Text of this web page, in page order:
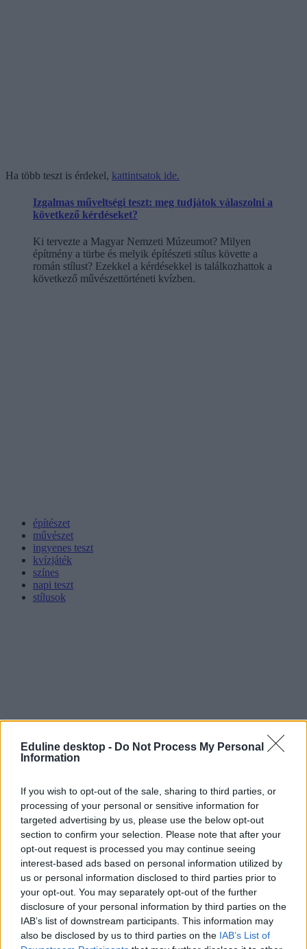
Eduline desktop - Do Not Process My Personal
Information
If you wish to opt-out of the sale, sharing to third parties, or
processing of your personal or sensitive information for
targeted advertising by us, please use the below opt-out
section to confirm your selection. Please note that after your
opt-out request is processed you may continue seeing
interest-based ads based on personal information utilized by
us or personal information disclosed to third parties prior to
your opt-out. You may separately opt-out of the further
disclosure of your personal information by third parties on the
IAB’s list of downstream participants. This information may
also be disclosed by us to third parties on the IAB’s List of
Ha több teszt is érdekel, kattintsatok ide.
Izgalmas műveltségi teszt: meg tudjátok válaszolni a
következő kérdéseket?
Ki tervezte a Magyar Nemzeti Múzeumot? Milyen
építmény a türbe és melyik építészeti stílus követte a
román stílust? Ezekkel a kérdésekkel is találkozhattok a
következő művészettörténeti kvízben.
építészet
művészet
ingyenes teszt
kvízjáték
színes
napi teszt
stílusok